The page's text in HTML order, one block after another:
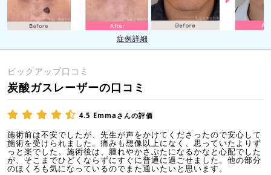
症例詳細
ピックアップ口コミ
炭酸ガスレーザーの口コミ
4.5 Emmaさんの評価
施術前は不安でしたが、先生が声をかけてくださったので安心して
施術を受けられました。痛みも想像以上になく、思っていたよりず
っと楽でした。施術後は、腫れやかさぶたになるかなと心配でした
が、そこまでひどくならずにすぐに普通に過ごせました。他の部分
のほくろも気になっているのでまた通いたいと思います。